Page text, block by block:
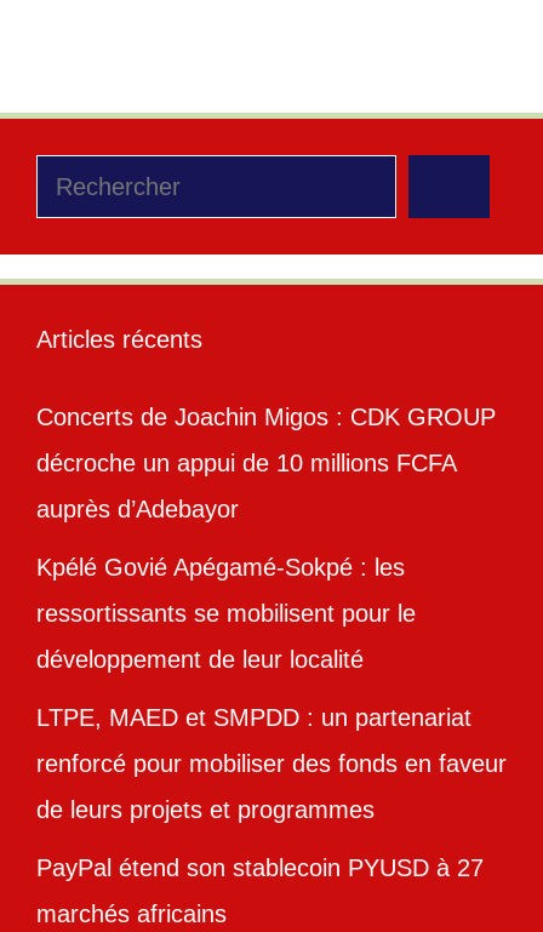
Rechercher
Articles récents
Concerts de Joachin Migos : CDK GROUP
décroche un appui de 10 millions FCFA
auprès d’Adebayor
Kpélé Govié Apégamé-Sokpé : les
ressortissants se mobilisent pour le
développement de leur localité
LTPE, MAED et SMPDD : un partenariat
renforcé pour mobiliser des fonds en faveur
de leurs projets et programmes
PayPal étend son stablecoin PYUSD à 27
marchés africains